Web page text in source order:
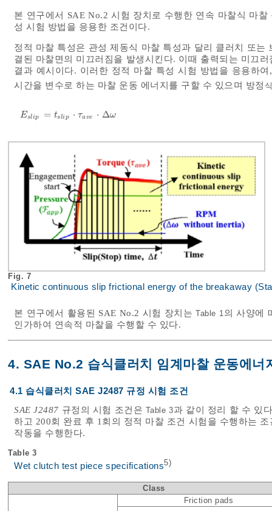
본 연구에서 SAE No.2 시험 장치로 수행한 연속 마찰식 마찰
성 시험 방법을 응용한 조건이다.
정적 마찰 특성은 관성 제동식 마찰 특성과 달리 클러치 또
결된 마찰면의 미끄러짐을 발생시킨다. 이때 출력되는 미끄
결과 예시이다. 이러한 정적 마찰 특성 시험 방법을 응용하
시간을 변수로 하는 마찰 운동 에너지를 구할 수 있으며 방정
Eslip = tslip ⋅ τave ⋅ Δω
Es lip =ts i p ⋅τa v e ⋅Δ
Fig. 7
Kinetic continuous slip frictional energy of the breakaway
본 연구에서 활용된 SAE No.2 시험 장치는Table 1의 사양에
인가하여 연속적 마찰을 수행할 수 있다.
4. SAE No.2 습식클러치 임계마찰 운동에너
4.1 습식클러치 SAE J2487 규정 시험 조건
SAE J2487 규정의 시험 조건은 Table 3과 같이 정리 할 수 있
하고 200회 완료 후 1회의 정적 마찰 조건 시험을 수행하는
작동을 수행한다.
Table 3
Wet clutch test piece specifications5)
Class
Friction pads